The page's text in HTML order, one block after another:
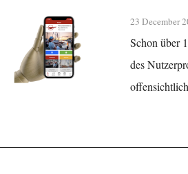
23 December
Schon über
des